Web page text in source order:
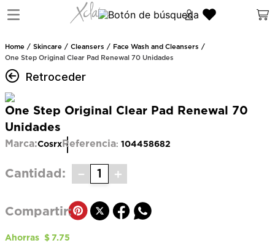
Skincare Cleansers
Face Wash and Cleansers
One Step Original Clear Pad Renewal 70 Unidades
Retroceder
One Step Original Clear Pad Renewal 70
Unidades
Marca:Cosrx Referencia: 104458682
Cantidad ＋
－
Ahorras $ 7.75